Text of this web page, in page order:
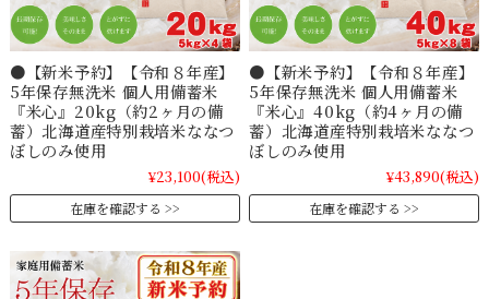
●【新米予約】【令和８年産】
5年保存無洗米 個人用備蓄米
『米心』20kg（約2ヶ月の備
蓄）北海道産特別栽培米ななつ
ぼしのみ使用
¥23,100(税込)
在庫を確認する
●【新米予約】【令和８年産】
5年保存無洗米 個人用備蓄米
『米心』40kg（約4ヶ月の備
蓄）北海道産特別栽培米ななつ
ぼしのみ使用
¥43,890(税込)
在庫を確認する